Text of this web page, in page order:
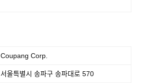
Coupang Corp.
서울특별시 송파구 송파대로 570